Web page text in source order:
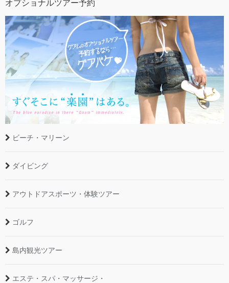
オプショナルツアー予約
ビーチ・マリーン
ダイビング
アウトドアスポーツ・体験ツアー
ゴルフ
島内観光ツアー
エステ・スパ・マッサージ・